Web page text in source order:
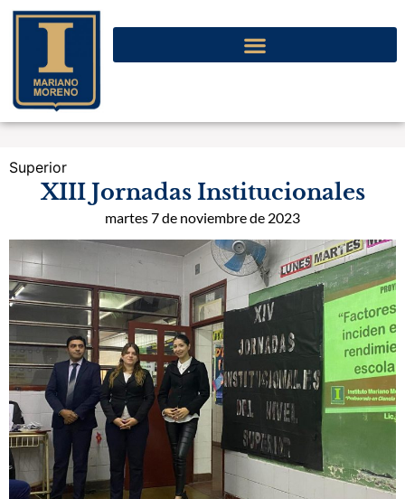
Superior
XIII Jornadas Institucionales
martes 7 de noviembre de 2023